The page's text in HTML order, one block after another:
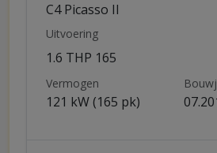
C4 Picasso II
Uitvoering
1.6 THP 165
Vermogen
121 kW (165 pk)